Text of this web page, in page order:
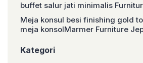
buffet salur jati minimalis
Meja konsul besi finishing gold
meja konsolMarmer Furniture
Kategori